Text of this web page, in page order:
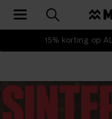
15% korting op
Toggle navigation